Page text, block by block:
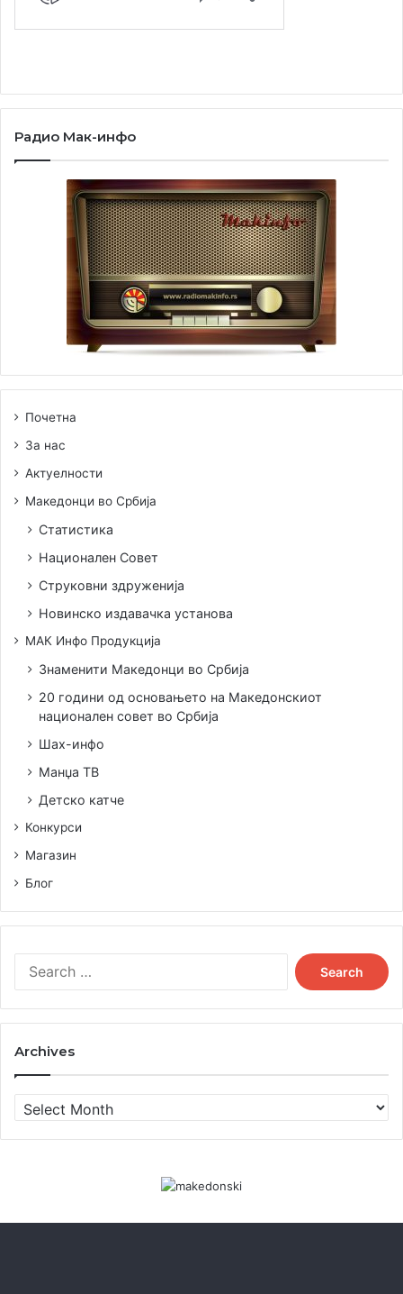
Радио Мак-инфо
Почетна
За нас
Актуелности
Македонци во Србија
Статистика
Национален Совет
Струковни здруженија
Новинско издавачка установа
МАК Инфо Продукција
Знаменити Македонци во Србија
20 години од основањето на Македонскиот
национален совет во Србија
Шах-инфо
Манџа ТВ
Детско катче
Конкурси
Магазин
Блог
Search
for:
Archives
Archives